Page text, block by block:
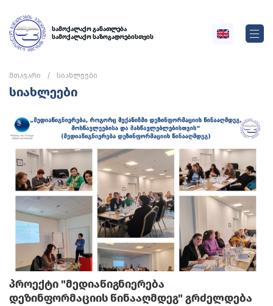
სამოქალაქო განათლება
სამოქალაქო საზოგადოებისთვის
მთავარი სიახლეები
სიახლეები
ᲞᲠᲝᲔᲥᲢᲘ "ᲛᲔᲓᲘᲐᲬᲘᲒᲜᲘᲔᲠᲔᲑᲐ
ᲓᲔᲖᲘᲜᲤᲝᲠᲛᲐᲪᲘᲘᲡ ᲬᲘᲜᲐᲐᲦᲛᲓᲔᲒ" ᲒᲠᲫᲔᲚᲓᲔᲑᲐ